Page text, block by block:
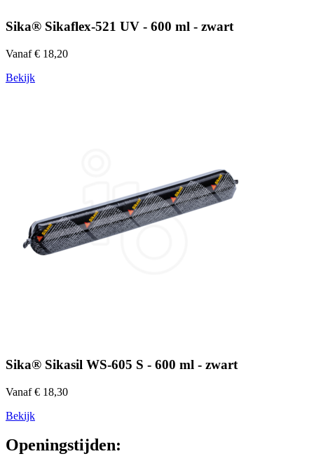
Sika® Sikaflex-521 UV - 600 ml - zwart
Vanaf € 18,20
Bekijk
Sika® Sikasil WS-605 S - 600 ml - zwart
Vanaf € 18,30
Bekijk
Openingstijden: